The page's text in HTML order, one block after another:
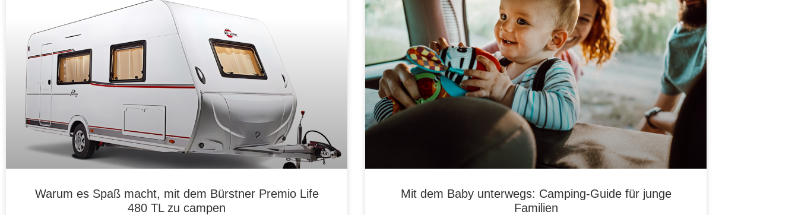
Warum es Spaß macht, mit dem Bürstner Premio Life
480 TL zu campen
Mit dem Baby unterwegs: Camping-Guide für junge
Familien